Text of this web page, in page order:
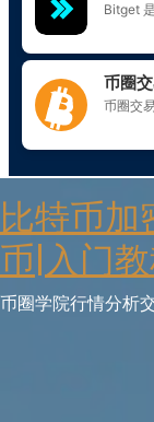
to
content
比特币加
币|入门
币圈学院行情分析